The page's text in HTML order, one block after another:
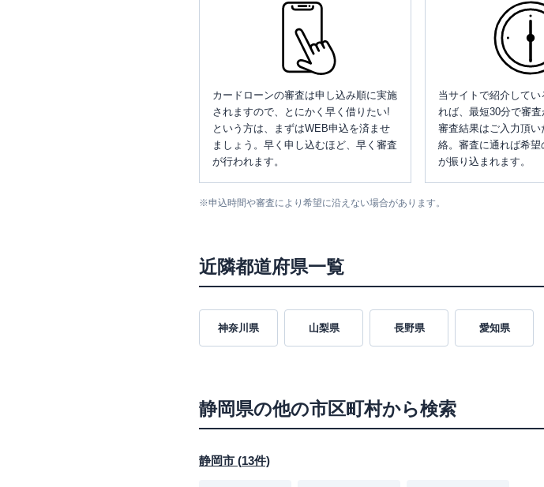
カードローンの審査は申し込み順に実施
されますので、とにかく早く借りたい!
という方は、まずはWEB申込を済ませ
ましょう。早く申し込むほど、早く審査
が行われます。
当サイトで紹介して
れば、最短30分で審査
審査結果はご入力頂
絡。審査に通れば希
が振り込まれます。
※申込時間や審査により希望に沿えない場合があります。
近隣都道府県一覧
神奈川県 山梨県 長野県 愛知県
静岡県の他の市区町村から検索
静岡市 (13件)